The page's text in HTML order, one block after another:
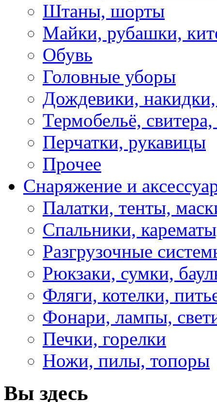
Штаны, шорты
Майки, рубашки,
Обувь
Головные уборы
Дождевики,
Термобельё,
Перчатки, рукавицы
Прочее
Снаряжение и
Палатки, тенты,
Спальники,
Разгрузочные
Рюкзаки, сумки,
Фляги, котелки,
Фонари, лампы,
Печки, горелки
Ножи, пилы, топоры
Вы здесь